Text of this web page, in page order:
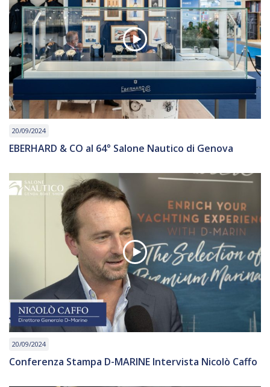
20/09/2024
EBERHARD & CO al 64° Salone Nautico di Genova
20/09/2024
Conferenza Stampa D-MARINE Intervista Nicolò Caffo